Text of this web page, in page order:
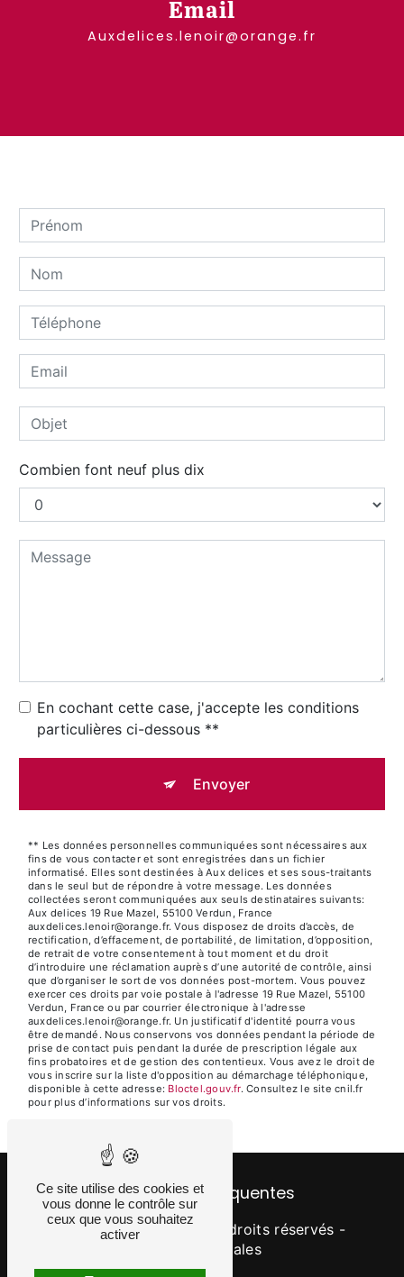
Email
auxdelices.lenoir@orange.fr
Combien font neuf plus dix
En cochant cette case, j'accepte les conditions
particulières ci-dessous **
Envoyer
** Les données personnelles communiquées sont nécessaires aux
fins de vous contacter et sont enregistrées dans un fichier
informatisé. Elles sont destinées à Aux delices et ses sous-traitants
dans le seul but de répondre à votre message. Les données
collectées seront communiquées aux seuls destinataires suivants:
Aux delices 19 Rue Mazel, 55100 Verdun, France
auxdelices.lenoir@orange.fr. Vous disposez de droits d’accès, de
rectification, d’effacement, de portabilité, de limitation, d’opposition,
de retrait de votre consentement à tout moment et du droit
d’introduire une réclamation auprès d’une autorité de contrôle, ainsi
que d’organiser le sort de vos données post-mortem. Vous pouvez
exercer ces droits par voie postale à l'adresse 19 Rue Mazel, 55100
Verdun, France ou par courrier électronique à l'adresse
auxdelices.lenoir@orange.fr. Un justificatif d'identité pourra vous
être demandé. Nous conservons vos données pendant la période de
prise de contact puis pendant la durée de prescription légale aux
fins probatoires et de gestion des contentieux. Vous avez le droit de
vous inscrire sur la liste d'opposition au démarchage téléphonique,
disponible à cette adresse:
Bloctel.gouv.fr. Consultez le site cnil.fr
pour plus d’informations sur vos droits.
Recherches fréquentes
©Vistalid- 2026 - Tous droits réservés -
Mentions légales
Ce site utilise des cookies et
vous donne le contrôle sur
ceux que vous souhaitez
activer